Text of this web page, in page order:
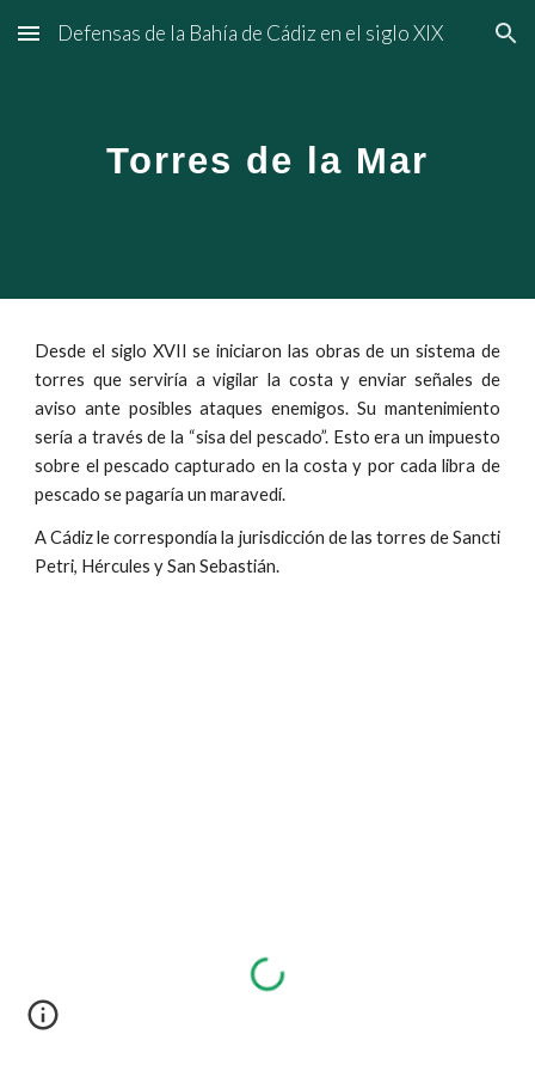
Skip to main content Skip to navigation
Defensas de la Bahía de Cádiz en el siglo XIX
Torres de la Mar
Desde el siglo XVII se iniciaron las obras de un sistema de
torres que serviría a vigilar la costa y enviar señales de
aviso ante posibles ataques enemigos. Su mantenimiento
sería a través de la “sisa del pescado”. Esto era un impuesto
sobre el pescado capturado en la costa y por cada libra de
pescado se pagaría un maravedí.
A Cádiz le correspondía la jurisdicción de las torres de Sancti
Petri, Hércules y San Sebastián.